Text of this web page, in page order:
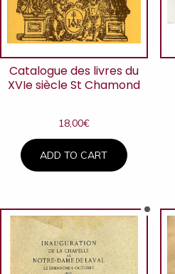
Catalogue des livres du
XVIe siècle St Chamond
18,00€
ADD TO CART